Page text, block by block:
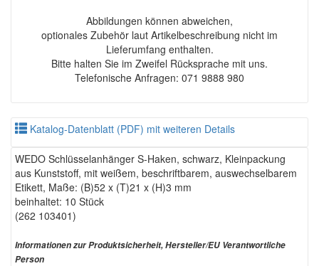
Abbildungen können abweichen,
optionales Zubehör laut Artikelbeschreibung nicht im
Lieferumfang enthalten.
Bitte halten Sie im Zweifel Rücksprache mit uns.
Telefonische Anfragen: 071 9888 980
Katalog-Datenblatt (PDF) mit weiteren Details
WEDO Schlüsselanhänger S-Haken, schwarz, Kleinpackung
aus Kunststoff, mit weißem, beschriftbarem, auswechselbarem
Etikett, Maße: (B)52 x (T)21 x (H)3 mm
beinhaltet: 10 Stück
(262 103401)
Informationen zur Produktsicherheit, Hersteller/EU Verantwortliche
Person